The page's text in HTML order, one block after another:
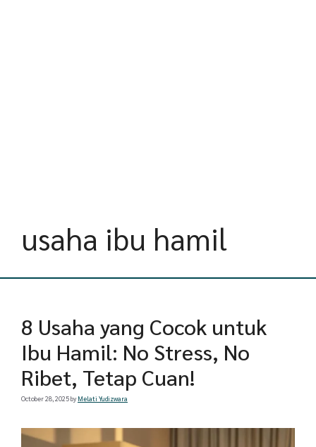
usaha ibu hamil
8 Usaha yang Cocok untuk
Ibu Hamil: No Stress, No
Ribet, Tetap Cuan!
October 28, 2025by Melati Yudizwara